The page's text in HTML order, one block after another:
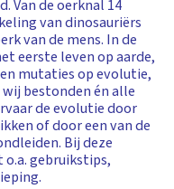
Van de oerknal 14
van dinosauriërs
van de mens. In de
eerste leven op aarde,
mutaties op evolutie,
bestonden én alle
de evolutie door
of door een van de
Bij deze
gebruikstips,